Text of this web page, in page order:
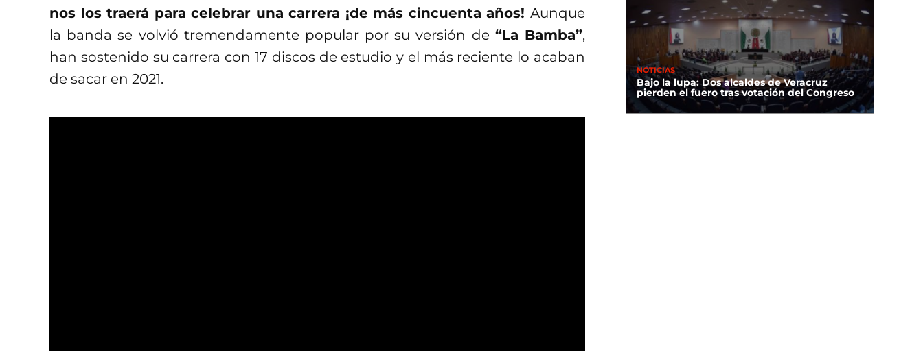
nos los traerá para celebrar una carrera ¡de más cincuenta años! Aunque
la banda se volvió tremendamente popular por su versión de “La Bamba”,
han sostenido su carrera con 17 discos de estudio y el más reciente lo acaban
de sacar en 2021.
NOTICIAS
Bajo la lupa: Dos alcaldes de Veracruz
pierden el fuero tras votación del Congreso